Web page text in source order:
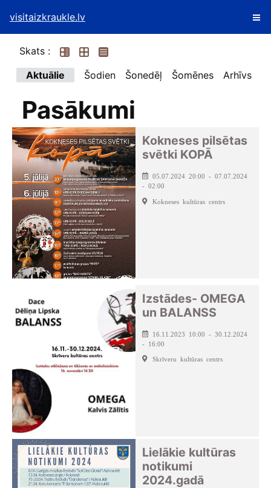
visitaizkraukle.lv
Skats :
Aktuālie
Šodien Šonedēļ Šomēnes Arhīvs
Pasākumi
Kokneses pilsētas
svētki KOPĀ
05.07.2024 20:00 - 07.07.2024
- 02:00
Kokneses kultūras centrs
Izstādes- OMEGA
un BALANSS
16.11.2023 10:00 - 30.12.2024
- 16:00
Skrīveru kultūras centrs
Lielākie kultūras
notikumi
2024.gadā